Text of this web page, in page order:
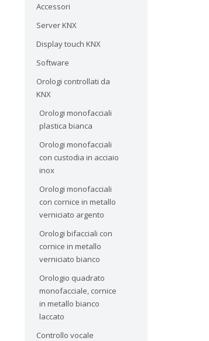
Accessori
Server KNX
Display touch KNX
Software
Orologi controllati da
KNX
Orologi monofacciali
plastica bianca
Orologi monofacciali
con custodia in acciaio
inox
Orologi monofacciali
con cornice in metallo
verniciato argento
Orologi bifacciali con
cornice in metallo
verniciato bianco
Orologio quadrato
monofacciale, cornice
in metallo bianco
laccato
Controllo vocale